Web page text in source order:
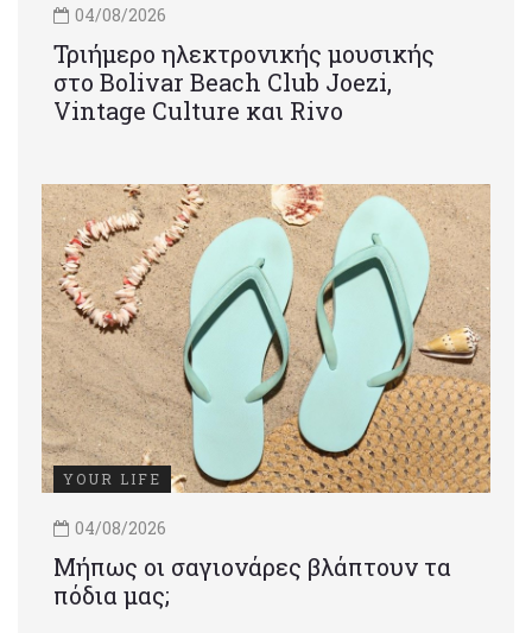
04/08/2026
Τριήμερο ηλεκτρονικής μουσικής
στο Bolivar Beach Club Joezi,
Vintage Culture και Rivo
YOUR LIFE
04/08/2026
Μήπως οι σαγιονάρες βλάπτουν τα
πόδια μας;